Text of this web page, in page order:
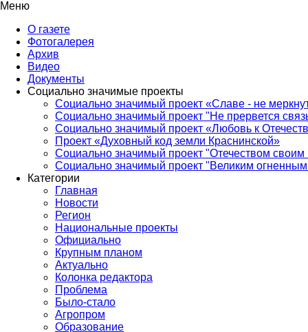
Меню
О газете
Фотогалерея
Архив
Видео
Документы
Социально значимые проекты
Социально значимый проект «Славе - не
Социально значимый проект "Не прервется
Социально значимый проект «Любовь к
Проект «Духовный код земли Краснинской»
Социально значимый проект "Отечеством своим
Социально значимый проект "Великим
Категории
Главная
Новости
Регион
Национальные проекты
Официально
Крупным планом
Актуально
Колонка редактора
Проблема
Было-стало
Агропром
Образование